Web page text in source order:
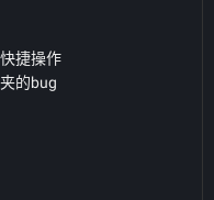
捷操作
的bug